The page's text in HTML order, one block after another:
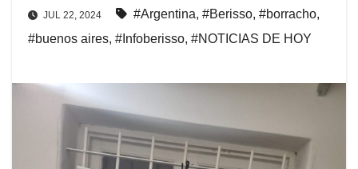
JUL 22, 2024 #Argentina, #Berisso, #borracho,
#buenos aires, #Infoberisso, #NOTICIAS DE HOY